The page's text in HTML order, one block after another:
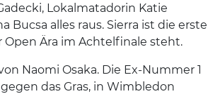
Lokalmatadorin Katie
alles raus. Sierra ist die erste
Ära im Achtelfinale steht.
Naomi Osaka. Die Ex-Nummer 1
das Gras, in Wimbledon